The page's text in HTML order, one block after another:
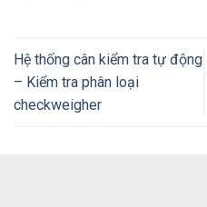
Hệ thống cân kiểm tra tự động
– Kiểm tra phân loại
checkweigher